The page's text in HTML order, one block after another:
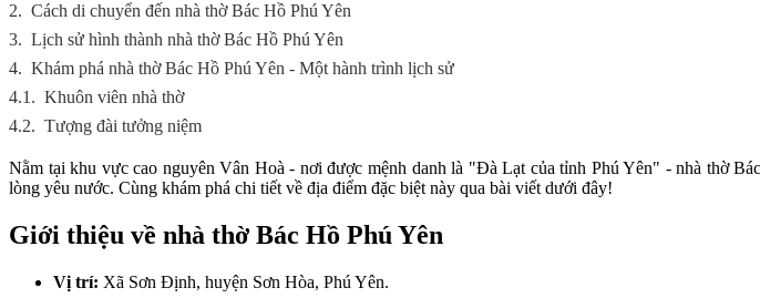
2. Cách di chuyển đến nhà thờ Bác Hồ Phú Yên
3. Lịch sử hình thành nhà thờ Bác Hồ Phú Yên
4. Khám phá nhà thờ Bác Hồ Phú Yên - Một hành trình lịch sử
4.1. Khuôn viên nhà thờ
4.2. Tượng đài tưởng niệm
Nằm tại khu vực cao nguyên Vân Hoà - nơi được mệnh danh là "Đà Lạt của tỉnh Phú Yên" - nhà thờ
lòng yêu nước. Cùng khám phá chi tiết về địa điểm đặc biệt này qua bài viết dưới đây!
Giới thiệu về nhà thờ Bác Hồ Phú Yên
Vị trí: Xã Sơn Định, huyện Sơn Hòa, Phú Yên.